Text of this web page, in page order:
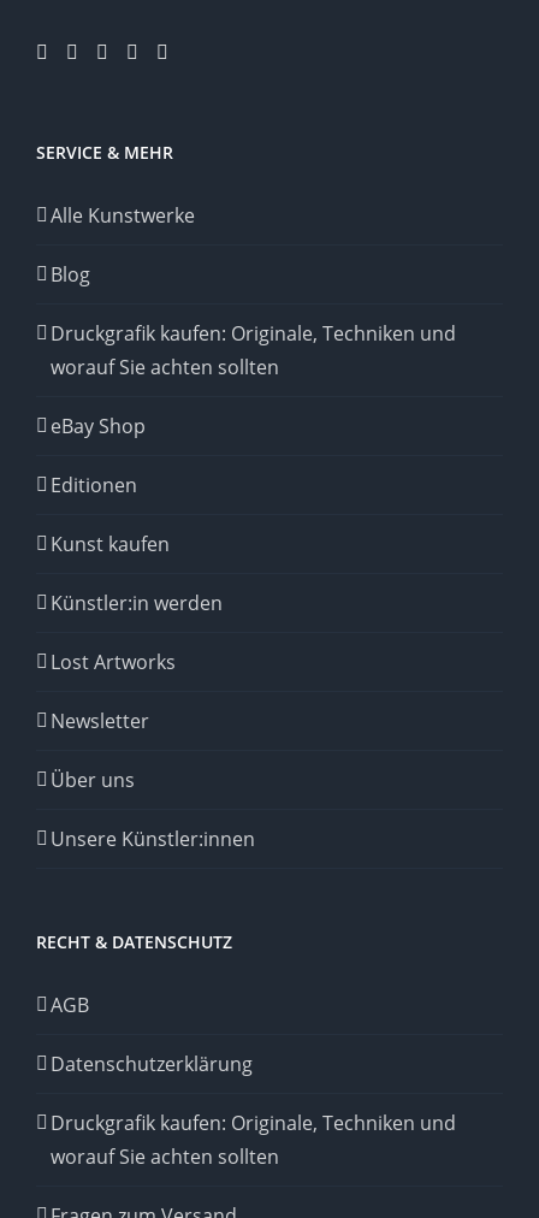
SERVICE & MEHR
Alle Kunstwerke
Blog
Druckgrafik kaufen: Originale, Techniken und
worauf Sie achten sollten
eBay Shop
Editionen
Kunst kaufen
Künstler:in werden
Lost Artworks
Newsletter
Über uns
Unsere Künstler:innen
RECHT & DATENSCHUTZ
AGB
Datenschutzerklärung
Druckgrafik kaufen: Originale, Techniken und
worauf Sie achten sollten